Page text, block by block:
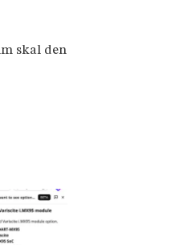
skal den